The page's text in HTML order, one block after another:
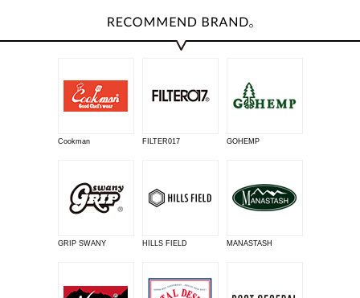
Cookman FILTER017 GOHEMP
GRIP SWANY HILLS FIELD MANASTASH